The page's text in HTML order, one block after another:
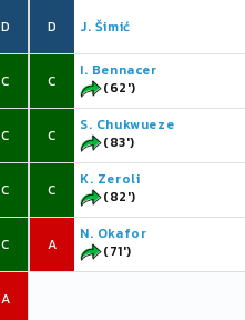
D
C
C
C
C
A
D J. Šimić
C
I. Bennacer
(62')
C
S. Chukwueze
(83')
C
K. Zeroli
(82')
A
N. Okafor
(71')